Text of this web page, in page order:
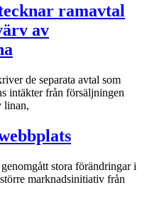
ramavtal
av
de separata avtal som
intäkter från försäljningen
linan,
stora förändringar i
marknadsinitiativ från